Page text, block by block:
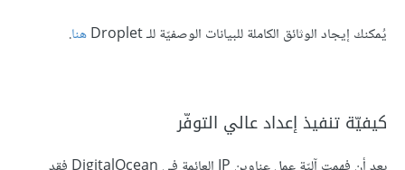
يُمكنك إيجاد الوثائق الكاملة للبيانات الوصفيّة للـ Droplet هنا.
كيفيّة تنفيذ إعداد عالي التوفّر